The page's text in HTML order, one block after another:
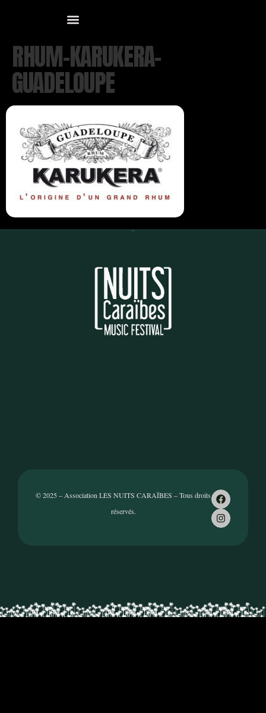
RHUM-KARUKERA-
GUADELOUPE
© 2025 – Association LES NUITS CARAÏBES – Tous droits
réservés.